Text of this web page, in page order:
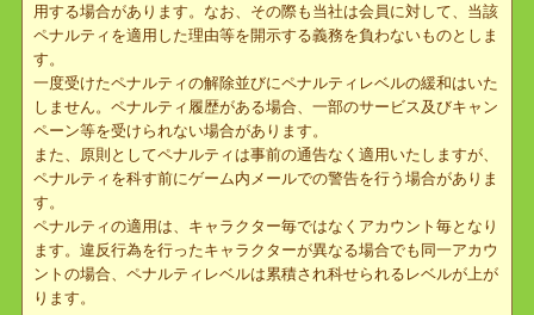
違反行為の内容によって科せられるペナルティのレベルが異なり、
また、下に記されている以外にも状況に応じ、ペナルティが適宜適
用する場合があります。なお、その際も当社は会員に対して、当該
ペナルティを適用した理由等を開示する義務を負わないものとしま
す。
一度受けたペナルティの解除並びにペナルティレベルの緩和はいた
しません。ペナルティ履歴がある場合、一部のサービス及びキャン
ペーン等を受けられない場合があります。
また、原則としてペナルティは事前の通告なく適用いたしますが、
ペナルティを科す前にゲーム内メールでの警告を行う場合がありま
す。
ペナルティの適用は、キャラクター毎ではなくアカウント毎となり